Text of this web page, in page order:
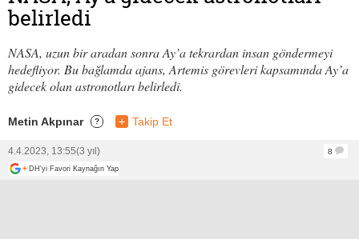
belirledi
NASA, uzun bir aradan sonra Ay’a tekrardan insan göndermeyi
hedefliyor. Bu bağlamda ajans, Artemis görevleri kapsamında Ay’a
gidecek olan astronotları belirledi.
Metin Akpınar ? + Takip Et
4.4.2023, 13:55(3 yıl)
8
+ DH'yi Favori Kaynağın Yap